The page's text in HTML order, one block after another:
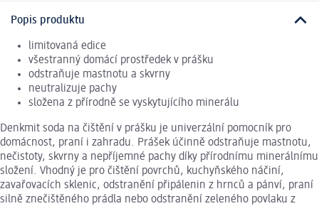
Popis produktu
limitovaná edice
všestranný domácí prostředek v prášku
odstraňuje mastnotu a skvrny
neutralizuje pachy
složena z přírodně se vyskytujícího minerálu
Denkmit soda na čištění v prášku je univerzální pomocník pro
domácnost, praní i zahradu. Prášek účinně odstraňuje mastnotu,
nečistoty, skvrny a nepříjemné pachy díky přírodnímu minerálnímu
složení. Vhodný je pro čištění povrchů, kuchyňského náčiní,
zavařovacích sklenic, odstranění připálenin z hrnců a pánví, praní
silně znečištěného prádla nebo odstranění zeleného povlaku z